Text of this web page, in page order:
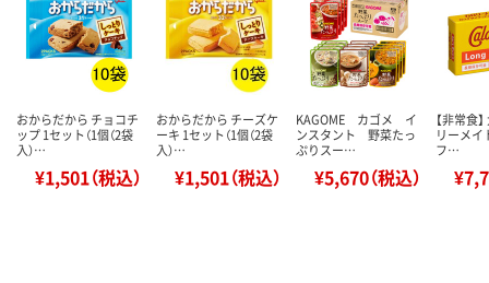
おからだから チョコチ
ップ 1セット（1個（2袋
入）…
¥1,501（税込）
おからだから チーズケ
ーキ 1セット（1個（2袋
入）…
¥1,501（税込）
KAGOME カゴメ イ
ンスタント 野菜たっ
ぷりスー…
¥5,670（税込）
【非常食
リーメイ
フ…